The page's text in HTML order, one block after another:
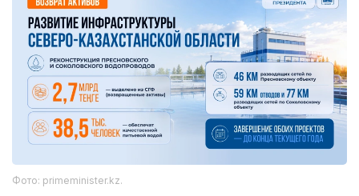
Фото: primeminister.kz.